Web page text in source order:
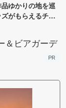
ゆかりの地を巡
がもらえるチャ
＆ビアガーデ
PR